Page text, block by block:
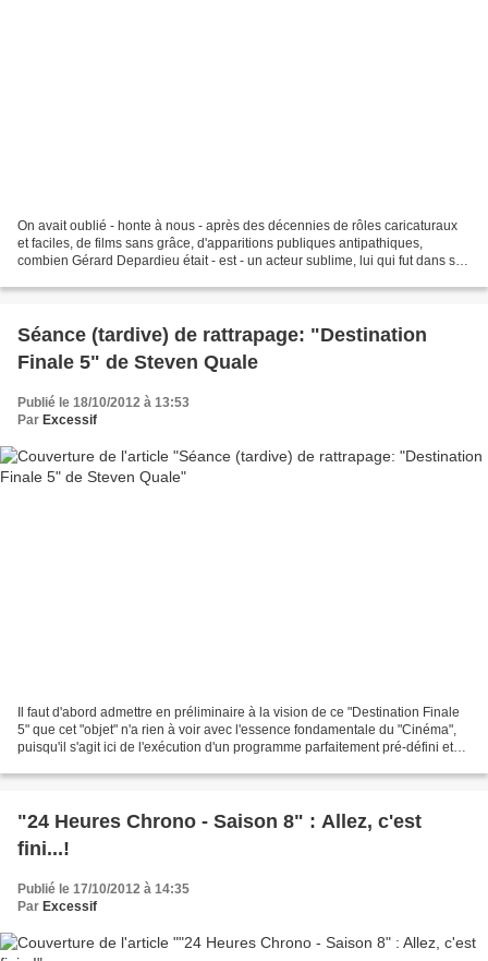
On avait oublié - honte à nous - après des décennies de rôles caricaturaux
et faciles, de films sans grâce, d'apparitions publiques antipathiques,
combien Gérard Depardieu était - est - un acteur sublime, lui qui fut dans sa
Séance (tardive) de rattrapage: "Destination
Finale 5" de Steven Quale
Publié le 18/10/2012 à 13:53
Par Excessif
Il faut d'abord admettre en préliminaire à la vision de ce "Destination Finale
5" que cet "objet" n'a rien à voir avec l'essence fondamentale du "Cinéma",
puisqu'il s'agit ici de l'exécution d'un programme parfaitement pré-défini et
"24 Heures Chrono - Saison 8" : Allez, c'est
fini...!
Publié le 17/10/2012 à 14:35
Par Excessif